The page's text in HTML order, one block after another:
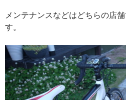
メンテナンスなどはどちらの店
す。